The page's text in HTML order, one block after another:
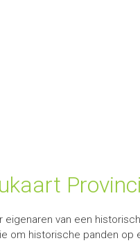
eigenaren van een
om historische panden op